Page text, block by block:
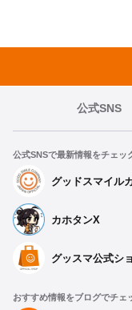
公式SNS
公式SNSで最新情報をチェッ
グッドスマイル
カホタンX
グッスマ公式シ
おすすめ情報をブログでチェ